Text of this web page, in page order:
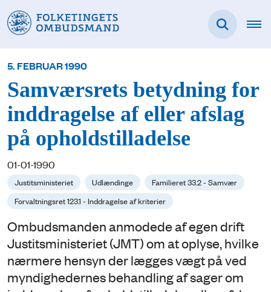
5. FEBRUAR 1990
Samværsrets betydning for
inddragelse af eller afslag
på opholdstilladelse
01-01-1990
Justitsministeriet Udlændinge
Familieret 33.2 - Samvær
Forvaltningsret 123.1 - Inddragelse af kriterier
Ombudsmanden anmodede af egen drift
Justitsministeriet (JMT) om at oplyse, hvilke
nærmere hensyn der lægges vægt på ved
myndighedernes behandling af sager om